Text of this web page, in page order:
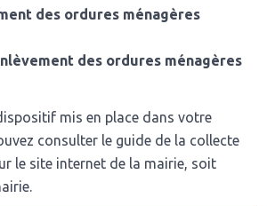
des ordures ménagères
des ordures ménagères
mis en place dans votre
consulter le guide de la collecte
le site internet de la mairie, soit